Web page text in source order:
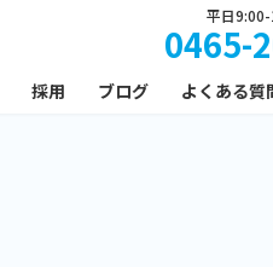
平日
0465-
採用 ブログ よくある質